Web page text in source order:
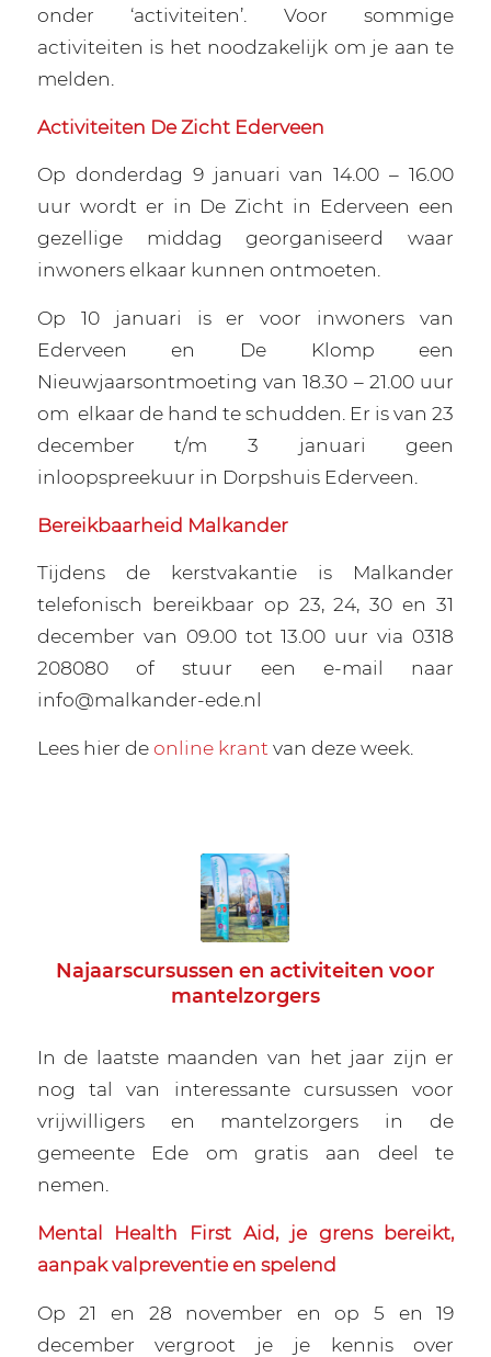
onder ‘activiteiten’. Voor sommige
activiteiten is het noodzakelijk om je aan te
melden.
Activiteiten De Zicht Ederveen
Op donderdag 9 januari van 14.00 – 16.00
uur wordt er in De Zicht in Ederveen een
gezellige middag georganiseerd waar
inwoners elkaar kunnen ontmoeten.
Op 10 januari is er voor inwoners van
Ederveen en De Klomp een
Nieuwjaarsontmoeting van 18.30 – 21.00 uur
om elkaar de hand te schudden. Er is van 23
december t/m 3 januari geen
inloopspreekuur in Dorpshuis Ederveen.
Bereikbaarheid Malkander
Tijdens de kerstvakantie is Malkander
telefonisch bereikbaar op 23, 24, 30 en 31
december van 09.00 tot 13.00 uur via 0318
208080 of stuur een e-mail naar
info@malkander-ede.nl
Lees hier deonline krant van deze week.
Najaarscursussen en activiteiten voor
mantelzorgers
In de laatste maanden van het jaar zijn er
nog tal van interessante cursussen voor
vrijwilligers en mantelzorgers in de
gemeente Ede om gratis aan deel te
nemen.
Mental Health First Aid, je grens bereikt,
aanpak valpreventie en spelend
Op 21 en 28 november en op 5 en 19
december vergroot je je kennis over